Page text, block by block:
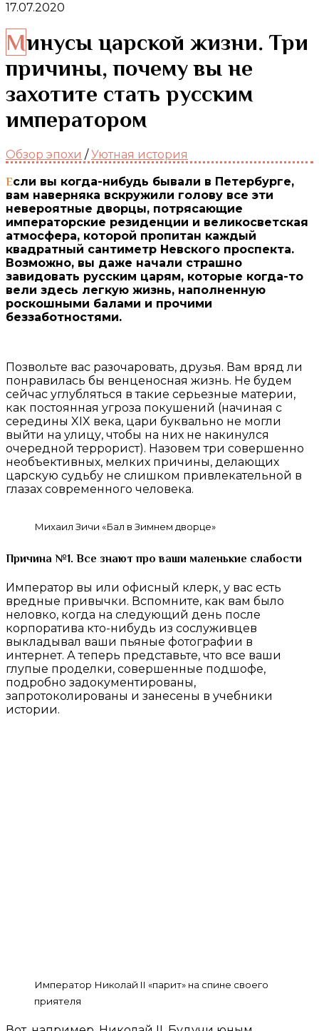
17.07.2020
Минусы царской жизни. Три
причины, почему вы не
захотите стать русским
императором
Обзор эпохи /Уютная история
Если вы когда-нибудь бывали в Петербурге,
вам наверняка вскружили голову все эти
невероятные дворцы, потрясающие
императорские резиденции и великосветская
атмосфера, которой пропитан каждый
квадратный сантиметр Невского проспекта.
Возможно, вы даже начали страшно
завидовать русским царям, которые когда-то
вели здесь легкую жизнь, наполненную
роскошными балами и прочими
беззаботностями.
Позвольте вас разочаровать, друзья. Вам вряд ли
понравилась бы венценосная жизнь. Не будем
сейчас углубляться в такие серьезные материи,
как постоянная угроза покушений (начиная с
середины XIX века, цари буквально не могли
выйти на улицу, чтобы на них не накинулся
очередной террорист). Назовем три совершенно
необъективных, мелких причины, делающих
царскую судьбу не слишком привлекательной в
глазах современного человека.
Михаил Зичи «Бал в Зимнем дворце»
Причина №1. Все знают про ваши маленькие слабости
Император вы или офисный клерк, у вас есть
вредные привычки. Вспомните, как вам было
неловко, когда на следующий день после
корпоратива кто-нибудь из сослуживцев
выкладывал ваши пьяные фотографии в
интернет. А теперь представьте, что все ваши
глупые проделки, совершенные подшофе,
подробно задокументированы,
запротоколированы и занесены в учебники
истории.
Император Николай II «парит» на спине своего
приятеля